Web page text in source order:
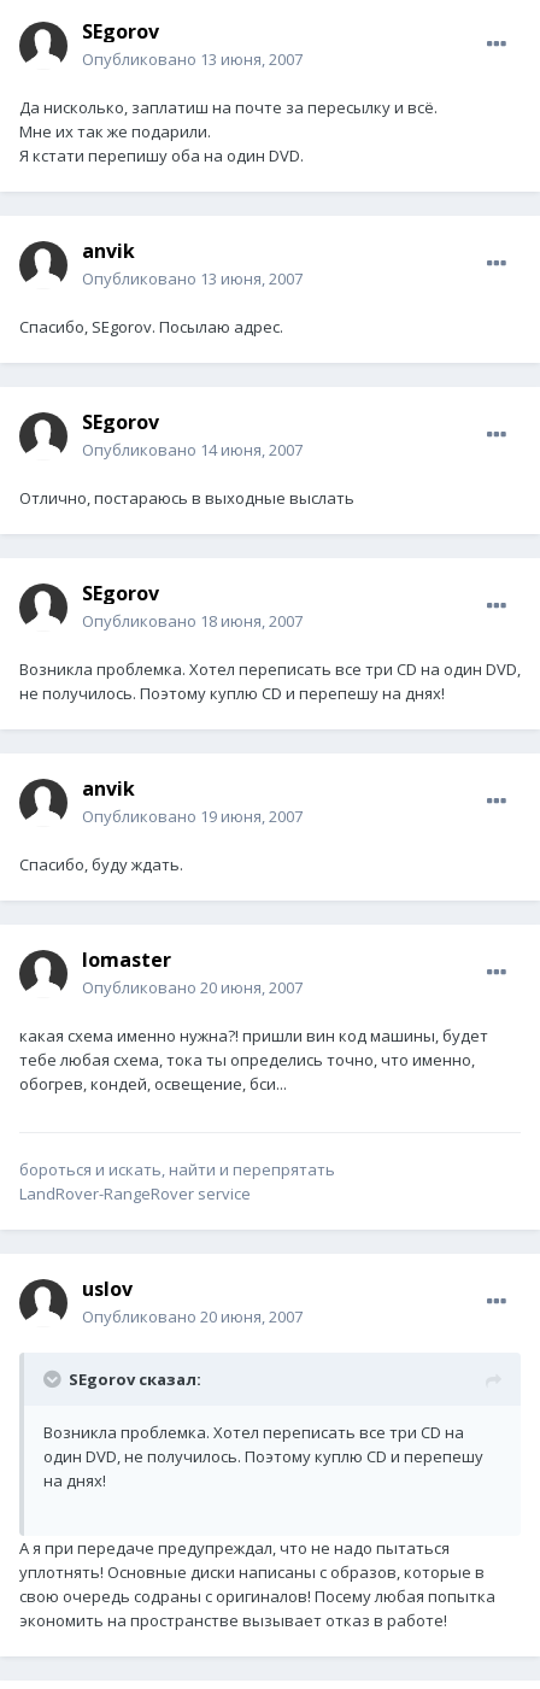
SEgorov
Опубликовано 13 июня, 2007
Да нисколько, заплатиш на почте за пересылку и всё.
Мне их так же подарили.
Я кстати перепишу оба на один DVD.
anvik
Опубликовано 13 июня, 2007
Спасибо, SEgorov. Посылаю адрес.
SEgorov
Опубликовано 14 июня, 2007
Отлично, постараюсь в выходные выслать
SEgorov
Опубликовано 18 июня, 2007
Возникла проблемка. Хотел переписать все три CD на один DVD,
не получилось. Поэтому куплю CD и перепешу на днях!
anvik
Опубликовано 19 июня, 2007
Спасибо, буду ждать.
lomaster
Опубликовано 20 июня, 2007
какая схема именно нужна?! пришли вин код машины, будет
тебе любая схема, тока ты определись точно, что именно,
обогрев, кондей, освещение, бси...
бороться и искать, найти и перепрятать
LandRover-RangeRover service
uslov
Опубликовано 20 июня, 2007
SEgorov сказал:
Возникла проблемка. Хотел переписать все три CD на
один DVD, не получилось. Поэтому куплю CD и перепешу
на днях!
А я при передаче предупреждал, что не надо пытаться
уплотнять! Основные диски написаны с образов, которые в
свою очередь содраны с оригиналов! Посему любая попытка
экономить на пространстве вызывает отказ в работе!